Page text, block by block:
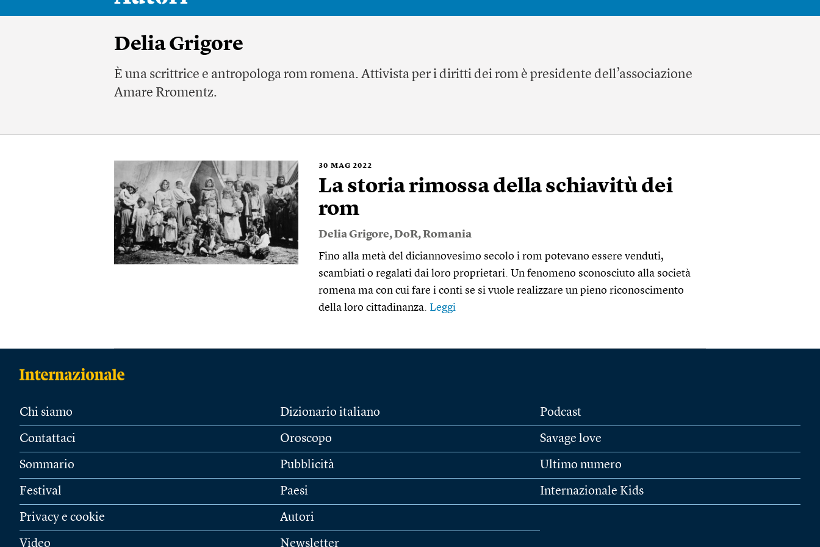
Delia Grigore
È una scrittrice e antropologa rom romena. Attivista per i diritti dei rom è presidente dell’associazione
Amare Rromentz.
30 MAG 2022
La storia rimossa della schiavitù dei
rom
Delia Grigore,DoR,Romania
Fino alla metà del diciannovesimo secolo i rom potevano essere venduti,
scambiati o regalati dai loro proprietari. Un fenomeno sconosciuto alla società
romena ma con cui fare i conti se si vuole realizzare un pieno riconoscimento
della loro cittadinanza. Leggi
Chi siamo
Contattaci
Sommario
Festival
Privacy e cookie
Video
Dizionario italiano
Oroscopo
Pubblicità
Paesi
Autori
Newsletter
Podcast
Savage love
Ultimo numero
Internazionale Kids